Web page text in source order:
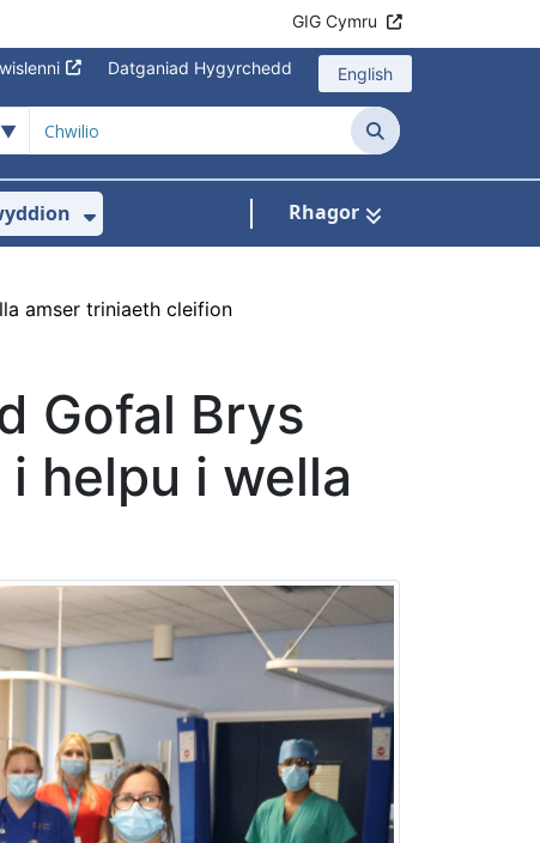
GIG Cymru
Datganiad Hygyrchedd English
Chwilio
isddewislen ar gyfer Amdanom Ni
Dangos isddewislen ar gyfer
Rhagor
amser triniaeth cleifion
Gofal Brys
helpu i wella